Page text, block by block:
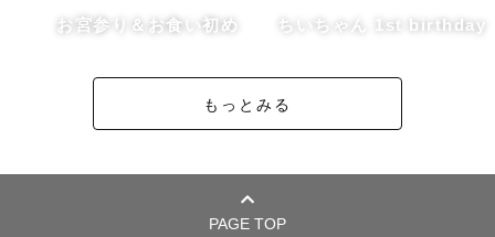
🌸リピーター様やSNSでご覧になってくださった方は指名
°˖✧˖°
基本的に基本的に1日1件の受付となりますが、撮影場所や
お宮参り＆お食い初め ちいちゃん 1st birthday
もっとみる
PAGE TOP